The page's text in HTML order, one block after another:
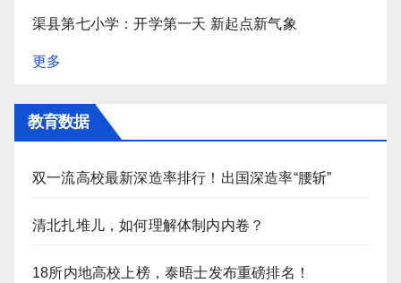
渠县第七小学：开学第一天 新起点新气象
更多
教育数据
双一流高校最新深造率排行！出国深造率“腰斩”
清北扎堆儿，如何理解体制内内卷？
18所内地高校上榜，泰晤士发布重磅排名！